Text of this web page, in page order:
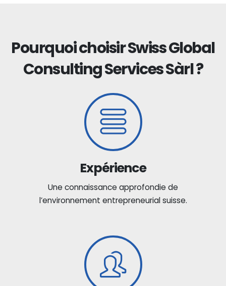
Pourquoi choisir Swiss Global
Consulting Services Sàrl ?
Expérience
Une connaissance approfondie de
l’environnement entrepreneurial suisse.